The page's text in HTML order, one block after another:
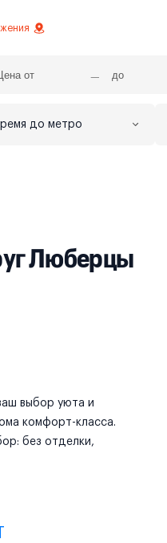
до метро
Люберцы
выбор уюта и
комфорт-класса.
без отделки,